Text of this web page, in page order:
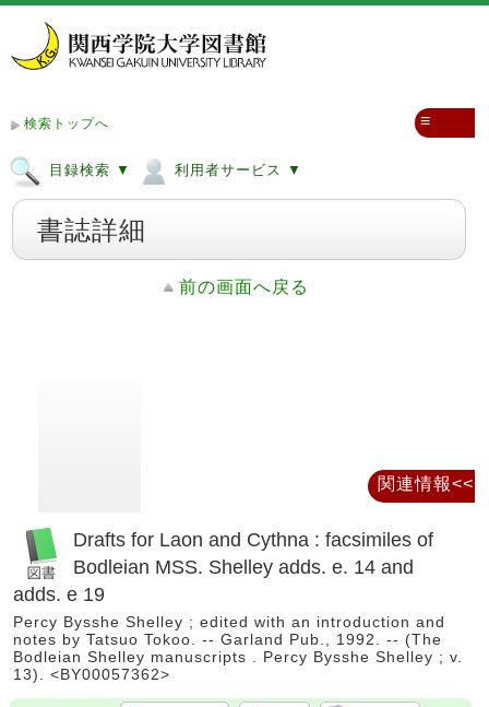
検索トップへ
目録検索 ▼ 利用者サービス ▼
≡
書誌詳細
前の画面へ戻る
Drafts for Laon and Cythna : facsimiles of
Bodleian MSS. Shelley adds. e. 14 and
adds. e 19
Percy Bysshe Shelley ; edited with an introduction and
notes by Tatsuo Tokoo. -- Garland Pub., 1992. -- (The
Bodleian Shelley manuscripts . Percy Bysshe Shelley ; v.
13). <BY00057362>
関連情報<<